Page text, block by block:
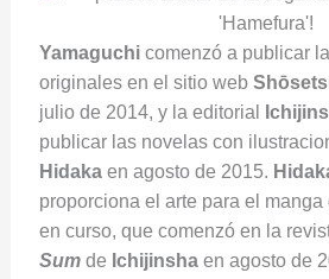
Yamaguchicomenzó a publicar
originales en el sitio web
julio de 2014, y la editorial
publicar las novelas con
Hidakaen agosto de 2015.
proporciona el arte para el manga
en curso, que comenzó en la
Sumde Ichijinshaen agosto de